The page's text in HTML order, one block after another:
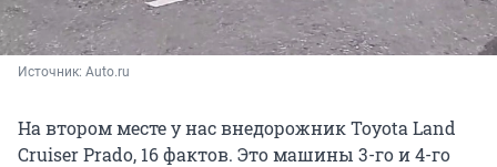
Источник: Auto.ru
На втором месте у нас внедорожник Toyota Land
Cruiser Prado, 16 фактов. Это машины 3-го и 4-го